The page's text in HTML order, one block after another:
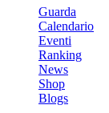
Guarda
Calendario
Eventi
Ranking
News
Shop
Blogs